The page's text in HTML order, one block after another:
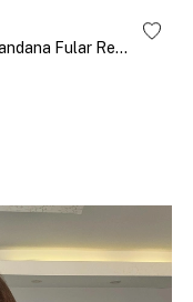
Kare Desenli Kahve Bandana Fular Renkli